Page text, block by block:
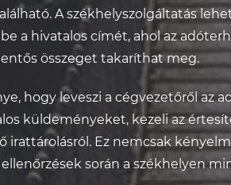
A székhelyszolgáltatás
a hivatalos címét, ahol az
összeget takaríthat meg.
hogy leveszi a cégvezetőről az
küldeményeket, kezeli az
irattárolásról. Ez nemcsak
során a székhelyen